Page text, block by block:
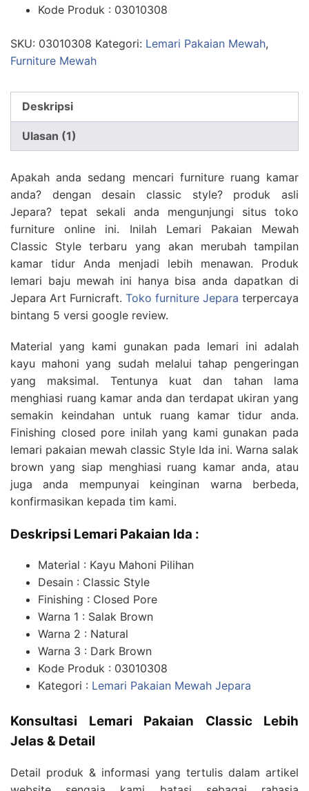
Kode Produk : 03010308
SKU: 03010308 Kategori: Lemari Pakaian Mewah,
Furniture Mewah
Deskripsi
Ulasan (1)
Apakah anda sedang mencari furniture ruang kamar
anda? dengan desain classic style? produk asli
Jepara? tepat sekali anda mengunjungi situs toko
furniture online ini. Inilah Lemari Pakaian Mewah
Classic Style terbaru yang akan merubah tampilan
kamar tidur Anda menjadi lebih menawan. Produk
lemari baju mewah ini hanya bisa anda dapatkan di
Jepara Art Furnicraft. Toko furniture Jepara terpercaya
bintang 5 versi google review.
Material yang kami gunakan pada lemari ini adalah
kayu mahoni yang sudah melalui tahap pengeringan
yang maksimal. Tentunya kuat dan tahan lama
menghiasi ruang kamar anda dan terdapat ukiran yang
semakin keindahan untuk ruang kamar tidur anda.
Finishing closed pore inilah yang kami gunakan pada
lemari pakaian mewah classic Style Ida ini. Warna salak
brown yang siap menghiasi ruang kamar anda, atau
juga anda mempunyai keinginan warna berbeda,
konfirmasikan kepada tim kami.
Deskripsi Lemari Pakaian Ida :
Material : Kayu Mahoni Pilihan
Desain : Classic Style
Finishing : Closed Pore
Warna 1 : Salak Brown
Warna 2 : Natural
Warna 3 : Dark Brown
Kode Produk : 03010308
Kategori : Lemari Pakaian Mewah Jepara
Konsultasi Lemari Pakaian Classic Lebih
Jelas & Detail
Detail produk & informasi yang tertulis dalam artikel